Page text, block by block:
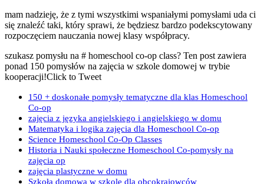
mam nadzieję, że z tymi wszystkimi wspaniałymi pomysłami uda ci
się znaleźć taki, który sprawi, że będziesz bardzo podekscytowany
rozpoczęciem nauczania nowej klasy współpracy.
szukasz pomysłu na # homeschool co-op class? Ten post zawiera
ponad 150 pomysłów na zajęcia w szkole domowej w trybie
kooperacji!Click to Tweet
150 + doskonałe pomysły tematyczne dla klas Homeschool
Co-op
zajęcia z języka angielskiego i angielskiego w domu
Matematyka i logika zajęcia dla Homeschool Co-op
Science Homeschool Co-Op Classes
Historia i Nauki społeczne Homeschool Co-pomysły na
zajęcia op
zajęcia plastyczne w domu
Szkoła domowa w szkole dla obcokrajowców